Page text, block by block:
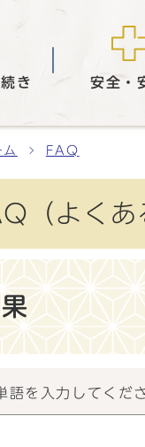
き 安全・
ム FAQ
（よくあ
語を入力してくだ